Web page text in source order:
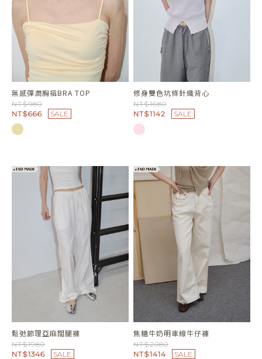
無感彈潤胸褶BRA TOP
NT$980
NT$666
SALE
修身雙色坑條針織背心
NT$1680
NT$1142
SALE
鬆弛節理亞麻闊腿褲
NT$1980
NT$1346
SALE
焦糖牛奶明車線牛仔褲
NT$2080
NT$1414
SALE